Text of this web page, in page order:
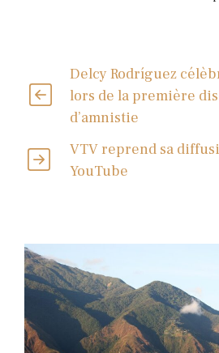
Delcy Rodríguez
lors de la première
d’amnistie
VTV reprend sa
YouTube